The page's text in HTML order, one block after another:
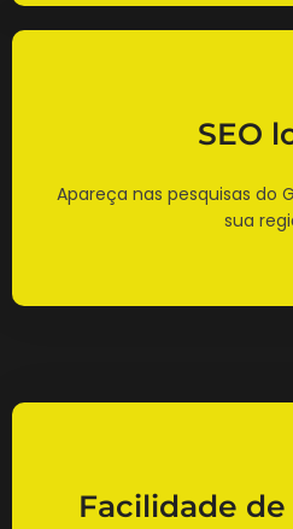
SEO
Apareça nas pesquisas do
sua
Facilidade